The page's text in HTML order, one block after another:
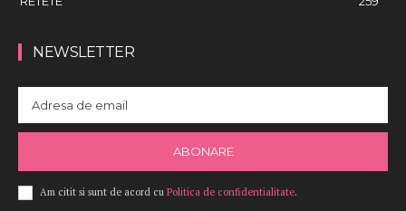
NEWSLETTER
ABONARE
Am citit si sunt de acord cu Politica de confidentialitate.